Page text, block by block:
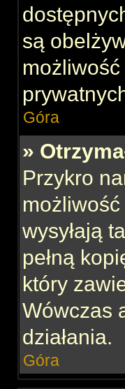
są
Góra
»
Przykro
wysyłają
pełną
który
Wówczas
działania.
Góra